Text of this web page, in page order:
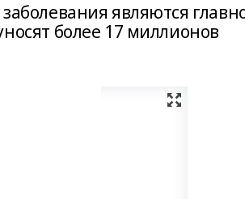
являются
более 17 миллионов